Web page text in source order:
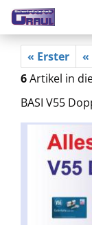
« Erster «
6Artikel in
BASI V55